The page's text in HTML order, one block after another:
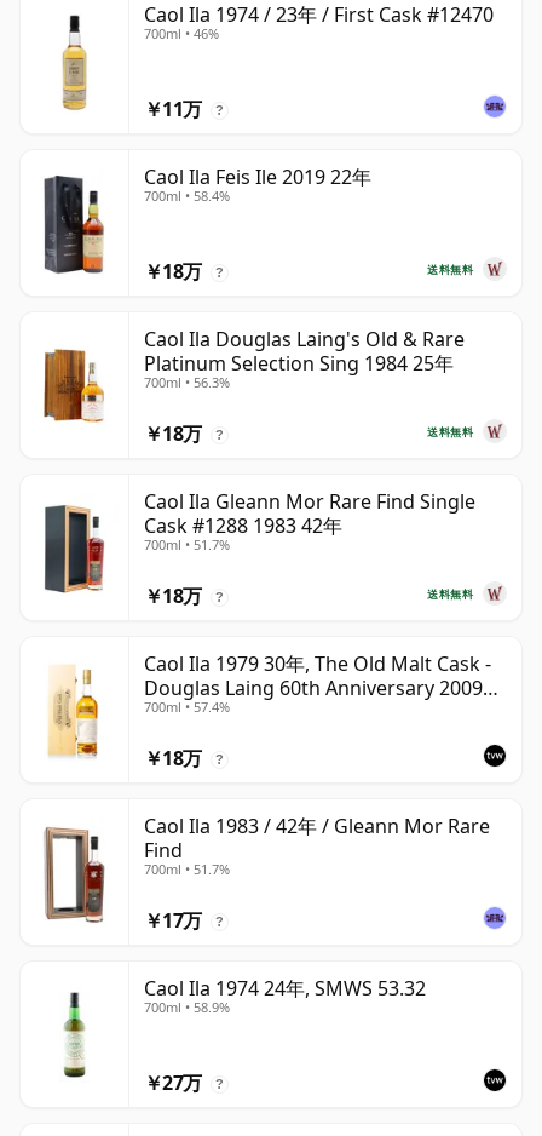
Caol Ila 1974 / 23年 / First Cask #12470
700ml • 46%
￥11万 ?
Caol Ila Feis Ile 2019 22年
700ml • 58.4%
送料無料
￥18万 ?
Caol Ila Douglas Laing's Old & Rare
Platinum Selection Sing 1984 25年
700ml • 56.3%
送料無料
￥18万 ?
Caol Ila Gleann Mor Rare Find Single
Cask #1288 1983 42年
700ml • 51.7%
送料無料
￥18万 ?
Caol Ila 1979 30年, The Old Malt Cask -
Douglas Laing 60th Anniversary 2009
Bottling
700ml • 57.4%
￥18万 ?
Caol Ila 1983 / 42年 / Gleann Mor Rare
Find
700ml • 51.7%
￥17万 ?
Caol Ila 1974 24年, SMWS 53.32
700ml • 58.9%
￥27万 ?